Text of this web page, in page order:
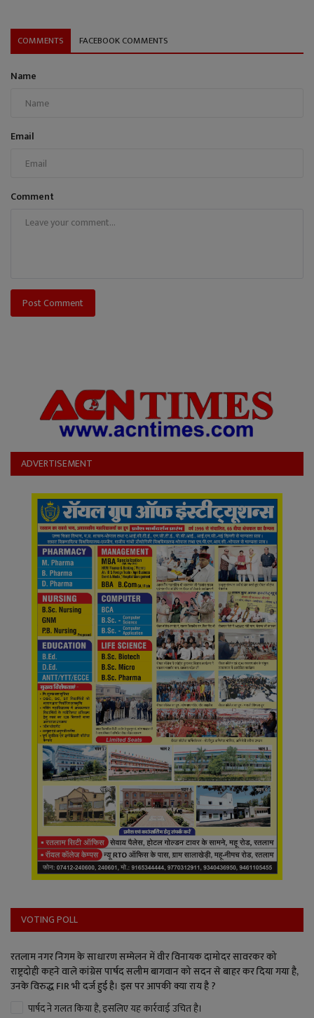
COMMENTS FACEBOOK COMMENTS
Name
Email
Comment
Post Comment
ADVERTISEMENT
VOTING POLL
रतलाम नगर निगम के साधारण सम्मेलन में वीर विनायक दामोदर सावरकर को
राष्ट्रदोही कहने वाले कांग्रेस पार्षद सलीम बागवान को सदन से बाहर कर दिया गया है,
उनके विरुद्ध FIR भी दर्ज हुई है। इस पर आपकी क्या राय है ?
पार्षद ने गलत किया है, इसलिए यह कार्रवाई उचित है।